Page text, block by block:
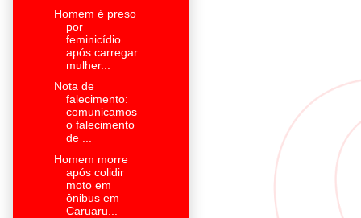
Homem é preso
por
feminicídio
após carregar
mulher...
Nota de
falecimento:
comunicamos
o falecimento
de ...
Homem morre
após colidir
moto em
ônibus em
Caruaru...